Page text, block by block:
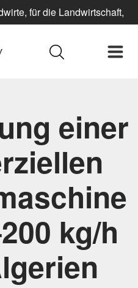
für die Landwirtschaft,
einer
kg/h